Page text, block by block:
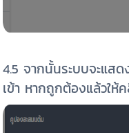
4.5 จากนั้นระบบจะแส
เข้า หากถูกต้องแล้วใ